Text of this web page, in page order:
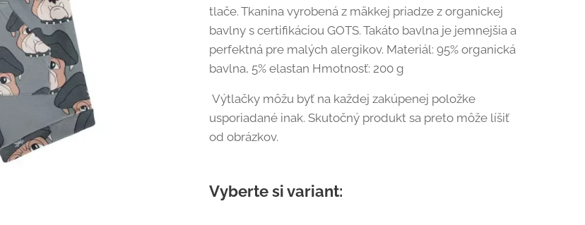
tlače. Tkanina vyrobená z mäkkej priadze z organickej
bavlny s certifikáciou GOTS. Takáto bavlna je jemnejšia a
perfektná pre malých alergikov. Materiál: 95% organická
bavlna, 5% elastan Hmotnosť: 200 g
Výtlačky môžu byť na každej zakúpenej položke
usporiadané inak. Skutočný produkt sa preto môže líšiť
od obrázkov.
Vyberte si variant: